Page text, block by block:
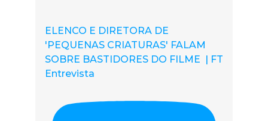
ELENCO E DIRETORA DE
'PEQUENAS CRIATURAS' FALAM
SOBRE BASTIDORES DO FILME | FT
Entrevista